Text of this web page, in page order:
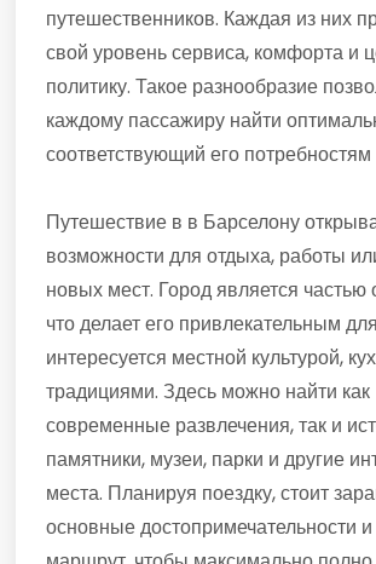
путешественников. Каждая из них
свой уровень сервиса, комфорта и
политику. Такое разнообразие
каждому пассажиру найти
соответствующий его
Путешествие в в Барселону
возможности для отдыха, работы
новых мест. Город является
что делает его привлекательным
интересуется местной культурой,
традициями. Здесь можно найти как
современные развлечения, так и
памятники, музеи, парки и другие
места. Планируя поездку, стоит
основные достопримечательности и